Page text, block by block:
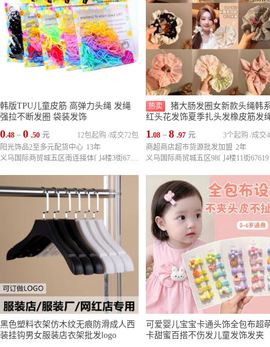
韩版TPU儿童皮筋 高弹力头绳 发绳
强拉不断发圈 袋装发饰
0.48 ~ 0 .50 元 成交72包
12包起购 /
阳光饰品2至多元配货中心 13年
义乌国际商贸城五区南连接体门4楼3街67245
热卖
猪大肠发圈女新款头绳韩
红头花发饰夏季扎头发橡皮筋发
1.08 ~ 8 .97 元 成交
3个起购 /
商超商店超市货源批发加盟 2年
义乌国际商贸城五区98门4楼11街67619
黑色塑料衣架仿木纹无痕防滑成人西
装挂钩男女服装店衣架批发logo
可爱婴儿宝宝卡通头饰全包布超
卡甜蜜百搭不伤发儿童发饰发夹